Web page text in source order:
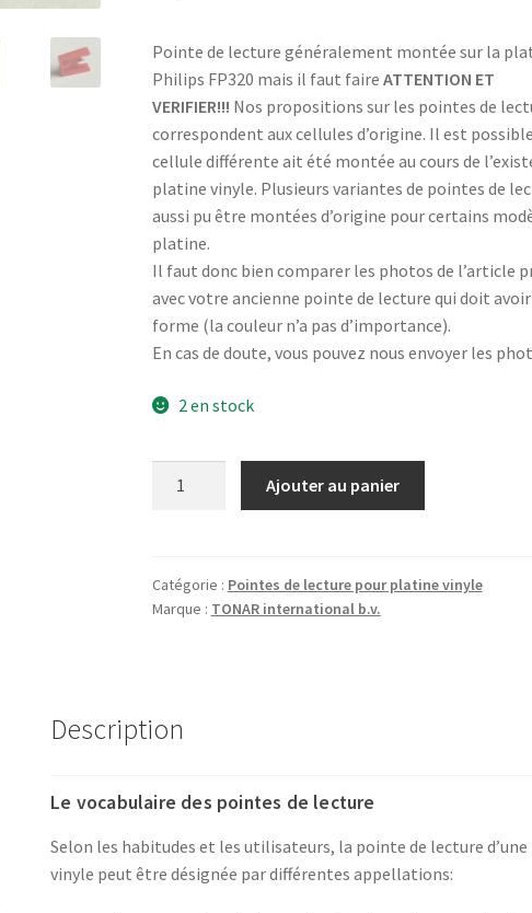
Pointe de lecture généralement montée sur la
Philips FP320 mais il faut faire ATTENTION ET
VERIFIER!!! Nos propositions sur les pointes de
correspondent aux cellules d’origine. Il est possible
cellule différente ait été montée au cours de
platine vinyle. Plusieurs variantes de pointes de
aussi pu être montées d’origine pour certains
platine.
Il faut donc bien comparer les photos de l’article
avec votre ancienne pointe de lecture qui doit
forme (la couleur n’a pas d’importance).
En cas de doute, vous pouvez nous envoyer les
2 en stock
320
-
lecture
platine
tourne-
disque
Ajouter au panier
Catégorie : Pointes de lecture pour platine vinyle
Marque : TONAR international b.v.
Description
Le vocabulaire des pointes de lecture
Selon les habitudes et les utilisateurs, la pointe de lecture
vinyle peut être désignée par différentes appellations: